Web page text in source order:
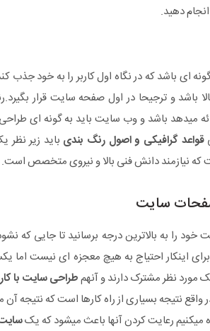
دهید.
ای باشد که در نگاه اول کاربر را به خود جذب
باشد و ترجیحا در اول صفحه سایت قرار
میدهد باشد و وب سایت باید به گونه ای
قواعد گرافیکی و اصول رنگ بندی باید زیر
که نیازمند دانش فنی بالا و نیروی متخصص است.
سایت
خود را به بالاترین درجه برسانید تا جایی که
اینکار احتیاج به هیچ معجزه ای نیست اما
مورد نظر مشترک دارند و آنهمطراحی سایت با
واقع نتیجه بسیاری از راه کارها است که نتیجه
میکنیم رعایت کردن آنها باعث میشود که یک